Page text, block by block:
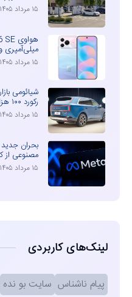
۱۵ مرداد ۱۴۰۵
میلی‌آمپری و
۱۵ مرداد ۱۴۰۵
رکورد ۱۰۰ هزار سفارش برای N70 و N90
۱۵ مرداد ۱۴۰۵
بحران
مصنوعی از
۱۵ مرداد ۱۴۰۵
لینک‌های کاربردی
پیام ناشناس سایت بو نده